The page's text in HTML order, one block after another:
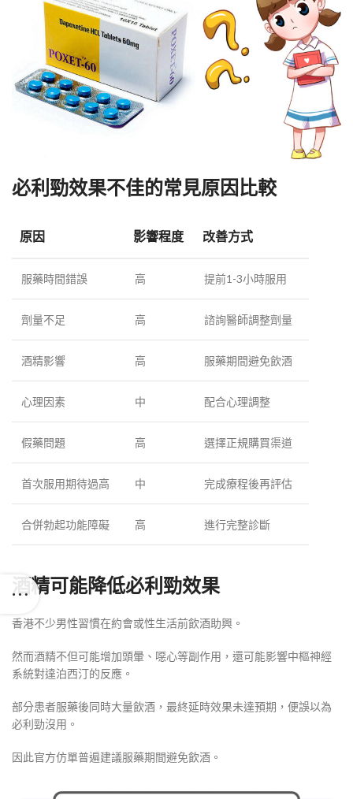
必利勁效果不佳的常見原因比較
原因 影響程度 改善方式
服藥時間錯誤 高 提前1-3小時服用
劑量不足 高 諮詢醫師調整劑量
酒精影響 高 服藥期間避免飲酒
心理因素 中 配合心理調整
假藥問題 高 選擇正規購買渠道
首次服用期待過高 中 完成療程後再評估
合併勃起功能障礙 高 進行完整診斷
酒精可能降低必利勁效果
香港不少男性習慣在約會或性生活前飲酒助興。
然而酒精不但可能增加頭暈、噁心等副作用，還可能影響中樞神經
系統對達泊西汀的反應。
部分患者服藥後同時大量飲酒，最終延時效果未達預期，便誤以為
必利勁沒用。
因此官方仿單普遍建議服藥期間避免飲酒。